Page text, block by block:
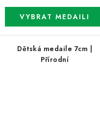
Dětská medaile 7cm |
Přírodní